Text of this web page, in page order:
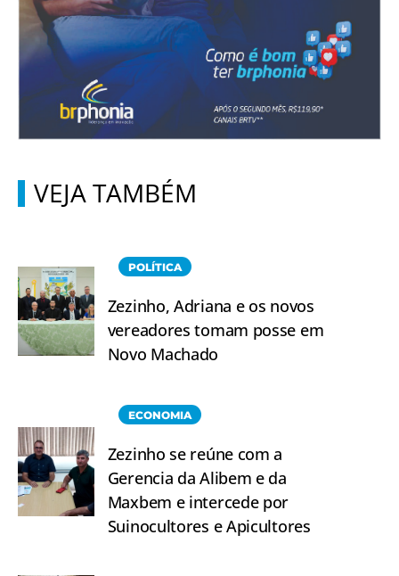
VEJA TAMBÉM
POLÍTICA
Zezinho, Adriana e os novos
vereadores tomam posse em
Novo Machado
ECONOMIA
Zezinho se reúne com a
Gerencia da Alibem e da
Maxbem e intercede por
Suinocultores e Apicultores